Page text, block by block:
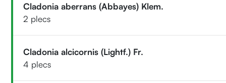
Cladonia aberrans (Abbayes) Klem.
2 plecs
Cladonia alcicornis (Lightf.) Fr.
4 plecs